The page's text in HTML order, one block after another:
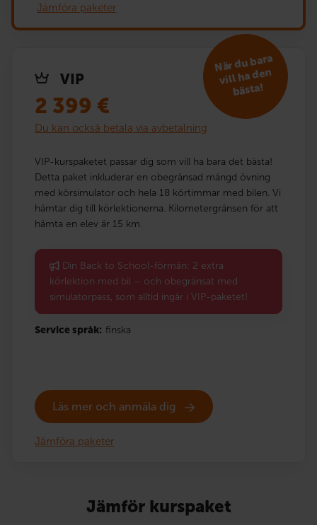
Jämföra paketer
VIP
När du bara
vill ha den
bästa!
2 399 €
Du kan också betala via avbetalning
VIP-kurspaketet passar dig som vill ha bara det bästa!
Detta paket inkluderar en obegränsad mängd övning
med körsimulator och hela 18 körtimmar med bilen. Vi
hämtar dig till körlektionerna. Kilometergränsen för att
hämta en elev är 15 km.
Din Back to School-förmån: 2 extra
körlektion med bil – och obegränsat med
simulatorpass, som alltid ingår i VIP-paketet!
Service språk: finska
Läs mer och anmäla dig
Jämföra paketer
Jämför kurspaket